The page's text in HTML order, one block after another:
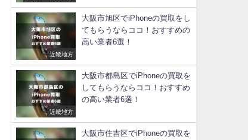
近畿地方
大阪市旭区でiPhoneの買取をし
てもらうならココ！おすすめの
高い業者6選！
近畿地方
大阪市都島区でiPhoneの買取を
してもらうならココ！おすすめ
の高い業者6選！
大阪市住吉区でiPhoneの買取を